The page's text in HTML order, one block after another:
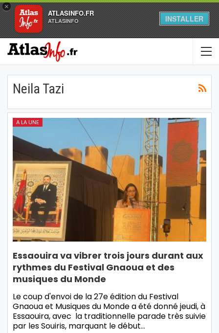
×
ATLASINFO.FR
ATLASINFO INSTALLER
Neila Tazi
A LA UNE
Essaouira va vibrer trois jours durant aux
rythmes du Festival Gnaoua et des
musiques du Monde
Le coup d'envoi de la 27e édition du Festival
Gnaoua et Musiques du Monde a été donné jeudi, à
Essaouira, avec la traditionnelle parade très suivie
par les Souiris, marquant le début…